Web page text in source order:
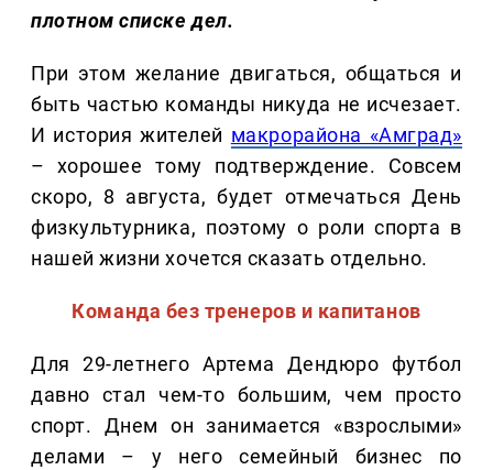
плотном списке дел.
При этом желание двигаться, общаться и
быть частью команды никуда не исчезает.
И история жителей макрорайона «Амград»
– хорошее тому подтверждение. Совсем
скоро, 8 августа, будет отмечаться День
физкультурника, поэтому о роли спорта в
нашей жизни хочется сказать отдельно.
Команда без тренеров и капитанов
Для 29-летнего Артема Дендюро футбол
давно стал чем-то большим, чем просто
спорт. Днем он занимается «взрослыми»
делами – у него семейный бизнес по